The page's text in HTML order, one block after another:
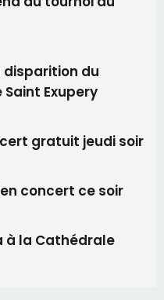
concert ce soir
la Cathédrale
Miss Corse 2026
pas avant 2081
corses
au faux vendeur de